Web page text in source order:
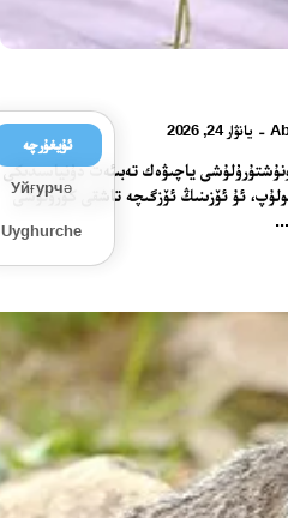
- يانۋار 24, 2026
تونۇشتۇرۇلۇشى ياچىۋەك تەبىئەت دۇنياسىدىكى
ئۇ ئۆزىنىڭ ئۆزگىچە تاشقى كۆرۈنۈشى
ئۇيغۇرچە
Уйғурчә
Uyghurche